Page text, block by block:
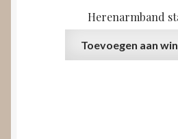
Herenarmband
Toevoegen aan